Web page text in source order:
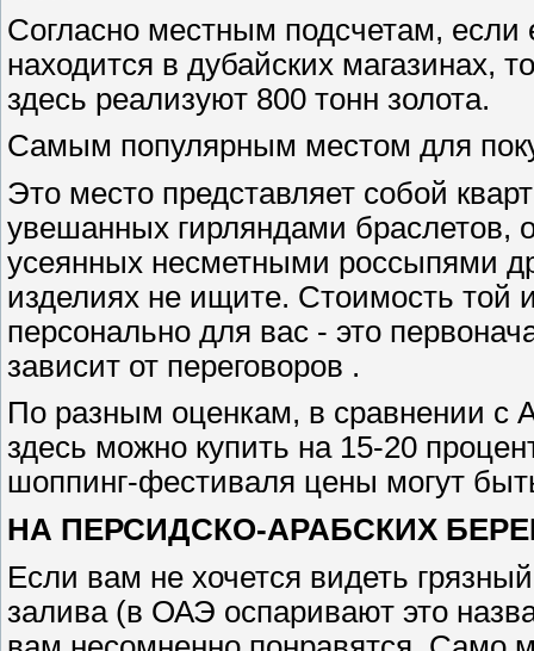
Согласно местным подсчетам, если
находится в дубайских магазинах,
здесь реализуют 800 тонн золота.
Самым популярным местом для
Это место представляет собой
увешанных гирляндами браслетов,
усеянных несметными россыпями
изделиях не ищите. Стоимость той
персонально для вас - это
зависит от переговоров .
По разным оценкам, в сравнении с
здесь можно купить на 15-20
шоппинг-фестиваля цены могут
НА ПЕРСИДСКО-АРАБСКИХ
Если вам не хочется видеть
залива (в ОАЭ оспаривают это